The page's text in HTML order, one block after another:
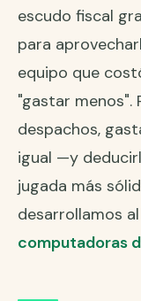
escudo fiscal
para
equipo que
"gastar menos".
despachos,
igual —y
jugada más
desarrollamos
computadoras